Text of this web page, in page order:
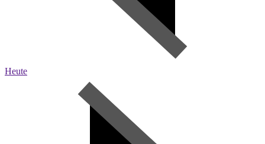
Heute